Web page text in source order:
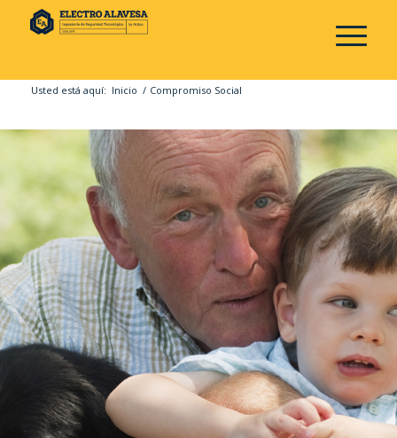
Usted está aquí: Inicio / Compromiso Social